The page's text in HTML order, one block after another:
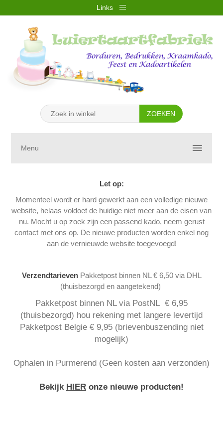
Links
REGISTREREN
WINKELWAGEN (0)
Menu
Let op:
Momenteel wordt er hard gewerkt aan een volledige nieuwe
website, helaas voldoet de huidige niet meer aan de eisen van
nu. Mocht u op zoek zijn een passend kado, neem gerust
contact met ons op. De nieuwe producten worden enkel nog
aan de vernieuwde website toegevoegd!
Verzendtarieven Pakketpost binnen NL € 6,50 via DHL
(thuisbezorgd en aangetekend)
Pakketpost binnen NL via PostNL € 6,95
(thuisbezorgd) hou rekening met langere levertijd
Pakketpost Belgie € 9,95 (brievenbuszending niet
mogelijk)
Ophalen in Purmerend (Geen kosten aan verzonden)
Bekijk HIER onze nieuwe producten!